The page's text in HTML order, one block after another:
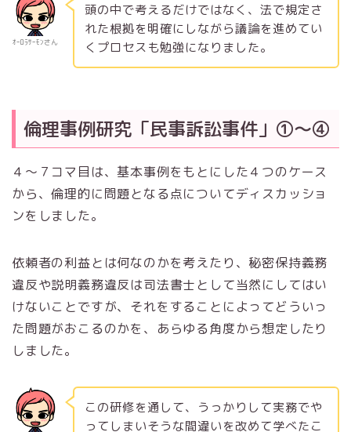
ｵｰﾛﾗｻｰﾓﾝさん
頭の中で考えるだけではなく、法で規定さ
れた根拠を明確にしながら議論を進めてい
くプロセスも勉強になりました。
倫理事例研究「民事訴訟事件」①～④
４～７コマ目は、基本事例をもとにした４つのケース
から、倫理的に問題となる点についてディスカッショ
ンをしました。
依頼者の利益とは何なのかを考えたり、秘密保持義務
違反や説明義務違反は司法書士として当然にしてはい
けないことですが、それをすることによってどういっ
た問題がおこるのかを、あらゆる角度から想定したり
しました。
この研修を通して、うっかりして実務でや
ってしまいそうな間違いを改めて学べたこ